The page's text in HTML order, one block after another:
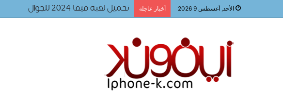
الأحد, أغسطس 9 2026 أخبار عاجلة تحميل لعبه فيفا ٢٠٢٤ للجوال